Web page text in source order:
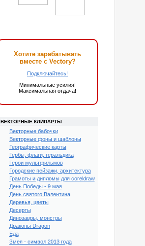
Хотите зарабатывать
вместе с Vectory?
Подключайтесь!
Минимальные усилия!
Максимальная отдача!
ВЕКТОРНЫЕ КЛИПАРТЫ
Векторные бабочки
Векторные фоны и шаблоны
Географические карты
Гербы, флаги, геральдика
Герои мультфильмов
Городские пейзажи, архитектура
Грамоты и дипломы для coreldraw
День Победы - 9 мая
День святого Валентина
Деревья, цветы
Десерты
Динозавры, монстры
Драконы Dragon
Еда
Змея - символ 2013 года